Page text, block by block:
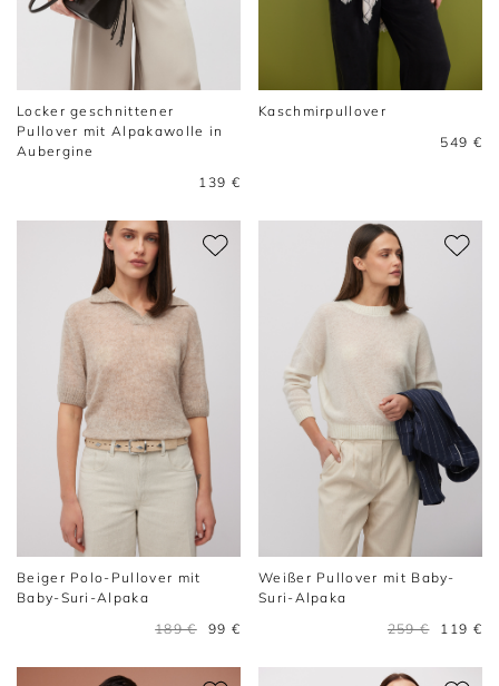
Locker geschnittener
Pullover mit Alpakawolle in
Aubergine
139 €
Kaschmirpullover
549 €
Beiger Polo-Pullover mit
Baby-Suri-Alpaka
189 €
99 €
Weißer Pullover mit Baby-
Suri-Alpaka
259 €
119 €